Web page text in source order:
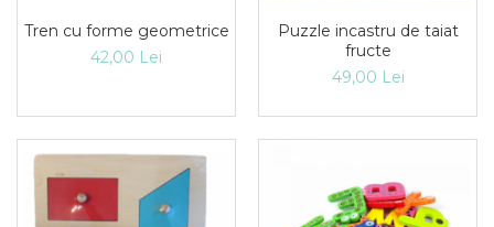
Tren cu forme geometrice
42,00 Lei
Puzzle incastru de taiat
fructe
49,00 Lei